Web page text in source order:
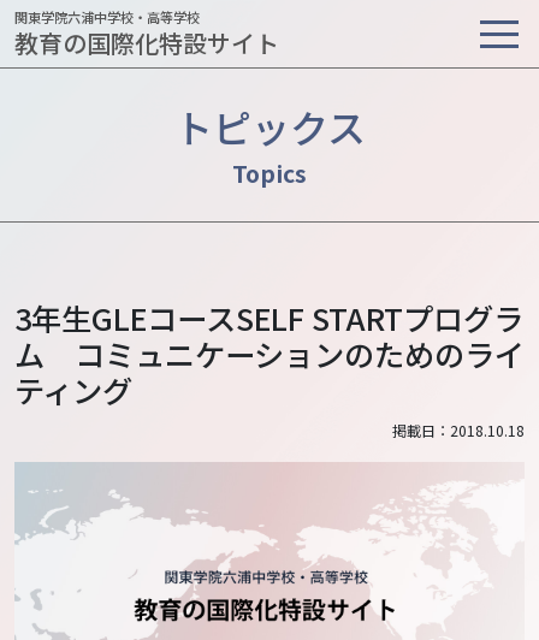
関東学院六浦中学校・高等学校
教育の国際化特設サイト
トピックス
3年生GLEコースSELF STARTプログラ
ム コミュニケーションのためのライ
ティング
掲載日：2018.10.18